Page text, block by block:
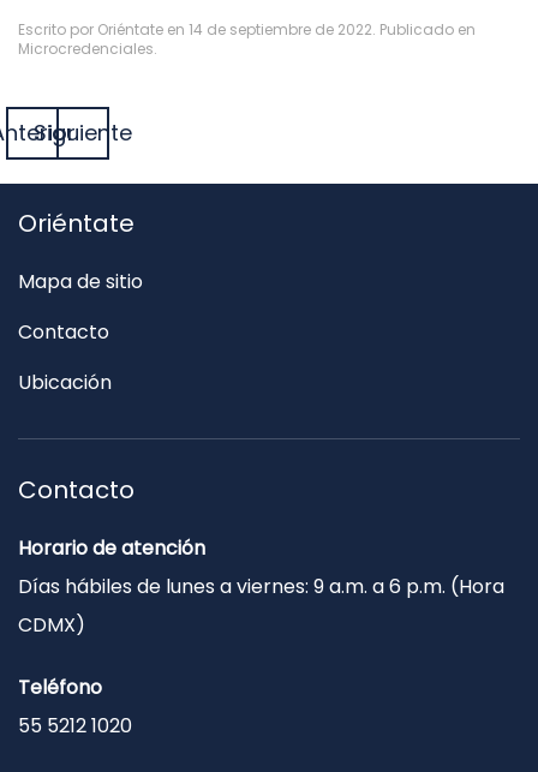
Escrito por Oriéntate en 14 de septiembre de 2022. Publicado en
Microcredenciales.
Siguiente
Oriéntate
Mapa de sitio
Contacto
Ubicación
Contacto
Horario de atención
Días hábiles de lunes a viernes: 9 a.m. a 6 p.m. (Hora
CDMX)
Teléfono
55 5212 1020